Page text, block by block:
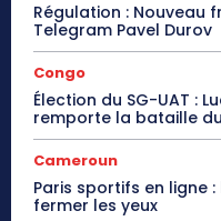
Régulation : Nouveau
Telegram Pavel Durov
Congo
Élection du SG-UAT :
remporte la bataille
Cameroun
Paris sportifs en ligne
fermer les yeux